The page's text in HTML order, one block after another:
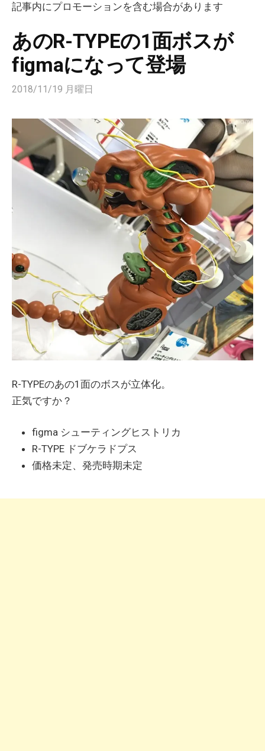
記事内にプロモーションを含む場合があります
あのR-TYPEの1面ボスが
figmaになって登場
2018/11/19 月曜日
R-TYPEのあの1面のボスが立体化。
正気ですか？
figma シューティングヒストリカ
R-TYPE ドブケラドプス
価格未定、発売時期未定